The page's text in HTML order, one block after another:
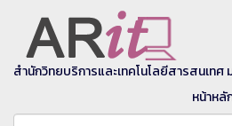
สำนักวิทยบริการและเทคโนโลยีสารสนเท
หน้าหลั